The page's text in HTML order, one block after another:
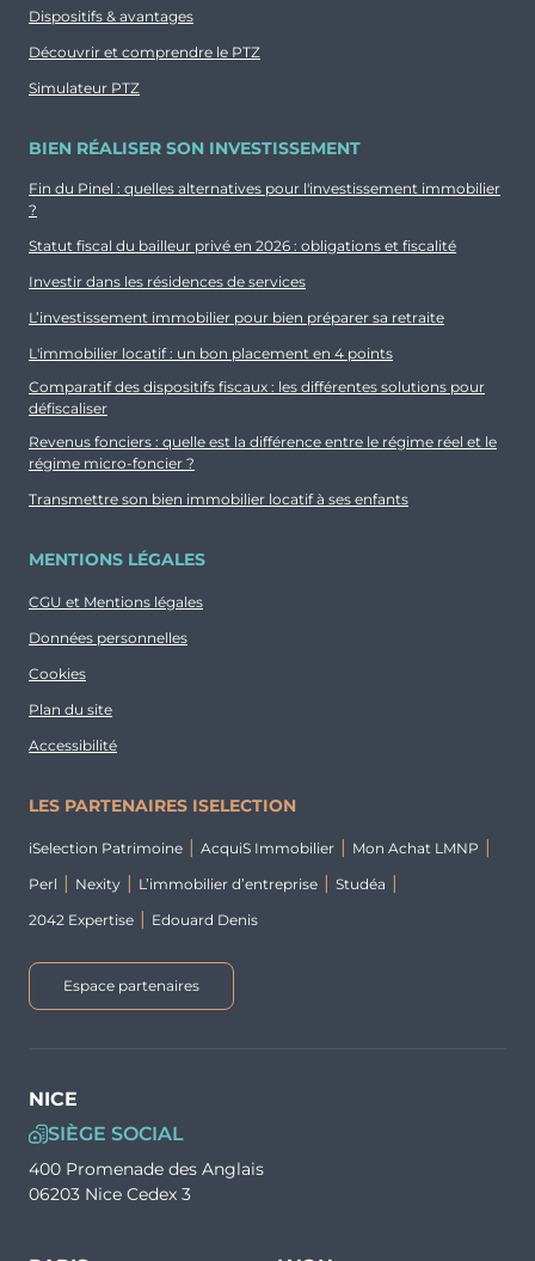
Dispositifs & avantages
Découvrir et comprendre le PTZ
Simulateur PTZ
BIEN RÉALISER SON INVESTISSEMENT
Fin du Pinel : quelles alternatives pour l'investissement immobilier
?
Statut fiscal du bailleur privé en 2026 : obligations et fiscalité
Investir dans les résidences de services
L’investissement immobilier pour bien préparer sa retraite
L'immobilier locatif : un bon placement en 4 points
Comparatif des dispositifs fiscaux : les différentes solutions pour
défiscaliser
Revenus fonciers : quelle est la différence entre le régime réel et le
régime micro-foncier ?
Transmettre son bien immobilier locatif à ses enfants
MENTIONS LÉGALES
CGU et Mentions légales
Données personnelles
Cookies
Plan du site
Accessibilité
LES PARTENAIRES ISELECTION
iSelection Patrimoine AcquiS Immobilier
Mon Achat LMNP
Perl
Nexity L’immobilier d’entreprise
Studéa
2042 Expertise
Edouard Denis
Espace partenaires
NICE
SIÈGE SOCIAL
400 Promenade des Anglais
06203 Nice Cedex 3